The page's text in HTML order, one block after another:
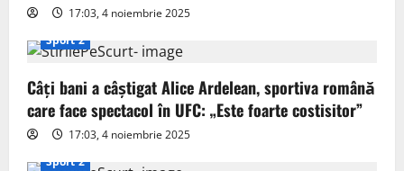
t
i
o
n
17:03, 4 noiembrie 2025
Sport 2
Câți bani a câștigat Alice Ardelean, sportiva română
care face spectacol în UFC: „Este foarte costisitor”
17:03, 4 noiembrie 2025
Sport 2